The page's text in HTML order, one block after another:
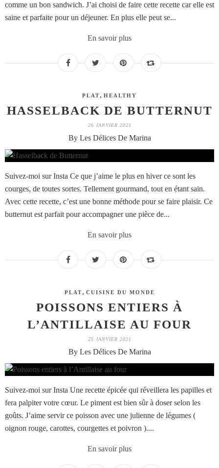
comme un bon sandwich. J’ai choisi de faire cette recette car elle est
saine et parfaite pour un déjeuner. En plus elle peut se...
En savoir plus
PLAT, HEALTHY
HASSELBACK DE BUTTERNUT
26 JANVIER 2021
By Les Délices De Marina
Suivez-moi sur Insta Ce que j’aime le plus en hiver ce sont les
courges, de toutes sortes. Tellement gourmand, tout en étant sain.
Avec cette recette, c’est une bonne méthode pour se faire plaisir. Ce
butternut est parfait pour accompagner une pièce de...
En savoir plus
PLAT, CUISINE DU MONDE
POISSONS ENTIERS À
L’ANTILLAISE AU FOUR
25 JANVIER 2021
By Les Délices De Marina
Suivez-moi sur Insta Une recette épicée qui réveillera les papilles et
fera palpiter votre cœur. Le piment est bien sûr à doser selon les
goûts. J’aime servir ce poisson avec une julienne de légumes (
oignon rouge, carottes, courgettes et poivron )....
En savoir plus